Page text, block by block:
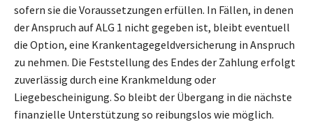
sofern sie die Voraussetzungen erfüllen. In Fällen, in denen
der Anspruch auf ALG 1 nicht gegeben ist, bleibt eventuell
die Option, eine Krankentagegeldversicherung in Anspruch
zu nehmen. Die Feststellung des Endes der Zahlung erfolgt
zuverlässig durch eine Krankmeldung oder
Liegebescheinigung. So bleibt der Übergang in die nächste
finanzielle Unterstützung so reibungslos wie möglich.